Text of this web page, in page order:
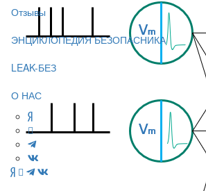
Отзывы
ЭНЦИКЛОПЕДИЯ БЕЗОПАСНИКА
LEAK-БЕЗ
О НАС